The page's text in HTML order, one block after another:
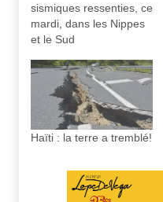
sismiques ressenties, ce
mardi, dans les Nippes
et le Sud
Haïti : la terre a tremblé!